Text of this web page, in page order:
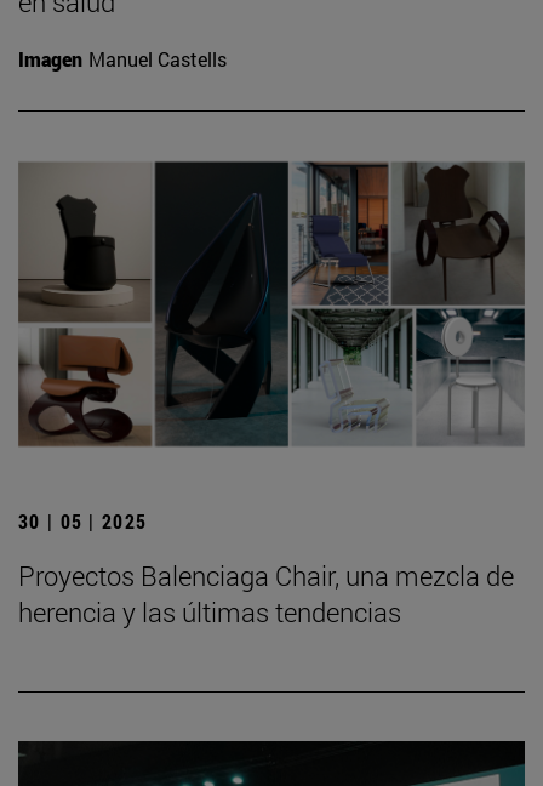
Imagen Manuel Castells
30 | 05 | 2025
Proyectos Balenciaga Chair, una mezcla de
herencia y las últimas tendencias